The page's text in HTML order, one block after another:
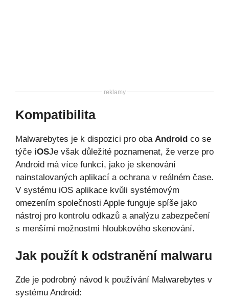
reklamy
Kompatibilita
Malwarebytes je k dispozici pro oba Android co se
týče iOSJe však důležité poznamenat, že verze pro
Android má více funkcí, jako je skenování
nainstalovaných aplikací a ochrana v reálném čase.
V systému iOS aplikace kvůli systémovým
omezením společnosti Apple funguje spíše jako
nástroj pro kontrolu odkazů a analýzu zabezpečení
s menšími možnostmi hloubkového skenování.
Jak použít k odstranění malwaru
Zde je podrobný návod k používání Malwarebytes v
systému Android: